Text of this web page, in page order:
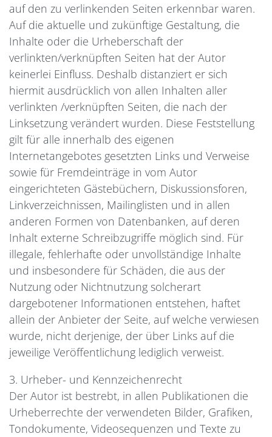
auf den zu verlinkenden Seiten erkennbar waren.
Auf die aktuelle und zukünftige Gestaltung, die
Inhalte oder die Urheberschaft der
verlinkten/verknüpften Seiten hat der Autor
keinerlei Einfluss. Deshalb distanziert er sich
hiermit ausdrücklich von allen Inhalten aller
verlinkten /verknüpften Seiten, die nach der
Linksetzung verändert wurden. Diese Feststellung
gilt für alle innerhalb des eigenen
Internetangebotes gesetzten Links und Verweise
sowie für Fremdeinträge in vom Autor
eingerichteten Gästebüchern, Diskussionsforen,
Linkverzeichnissen, Mailinglisten und in allen
anderen Formen von Datenbanken, auf deren
Inhalt externe Schreibzugriffe möglich sind. Für
illegale, fehlerhafte oder unvollständige Inhalte
und insbesondere für Schäden, die aus der
Nutzung oder Nichtnutzung solcherart
dargebotener Informationen entstehen, haftet
allein der Anbieter der Seite, auf welche verwiesen
wurde, nicht derjenige, der über Links auf die
jeweilige Veröffentlichung lediglich verweist.
3. Urheber- und Kennzeichenrecht
Der Autor ist bestrebt, in allen Publikationen die
Urheberrechte der verwendeten Bilder, Grafiken,
Tondokumente, Videosequenzen und Texte zu